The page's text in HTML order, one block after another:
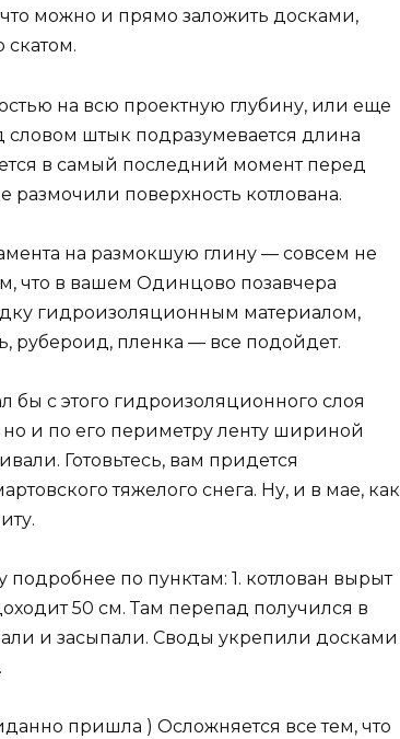
можно и прямо заложить досками,
на всю проектную глубину, или еще
штык подразумевается длина
в самый последний момент перед
поверхность котлована.
на размокшую глину — совсем не
что в вашем Одинцово позавчера
гидроизоляционным материалом,
рубероид, пленка — все подойдет.
бы с этого гидроизоляционного слоя
но и по его периметру ленту шириной
Готовьтесь, вам придется
тяжелого снега. Ну, и в мае, как
по пунктам: 1. котлован вырыт
50 см. Там перепад получился в
и засыпали. Своды укрепили досками
пришла ) Осложняется все тем, что